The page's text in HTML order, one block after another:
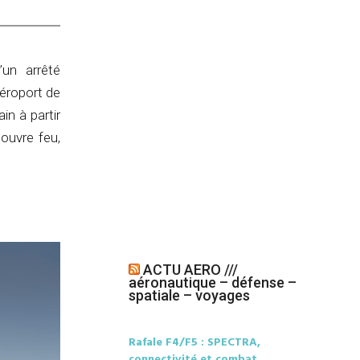
arrêté
de
à partir
feu,
ACTU AERO ///
aéronautique – défense –
spatiale – voyages
Rafale F4/F5 : SPECTRA,